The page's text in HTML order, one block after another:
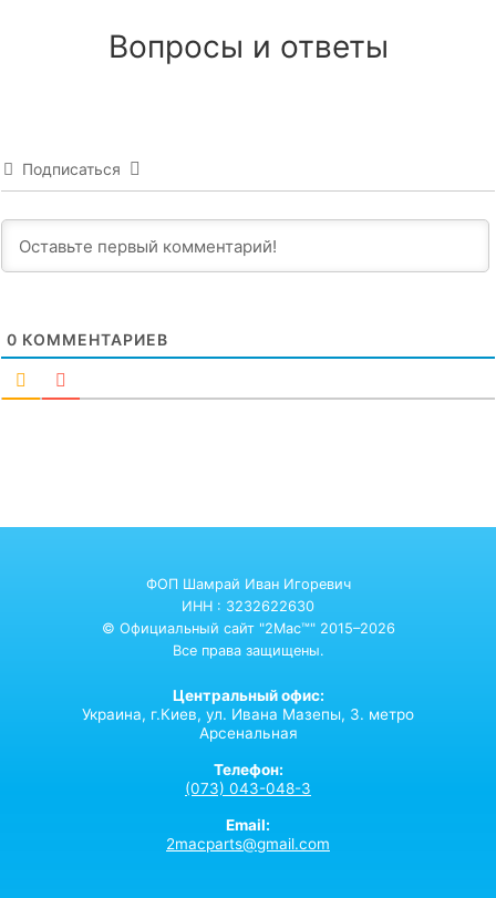
Вопросы и ответы
Подписаться
0 КОММЕНТАРИЕВ
ФОП Шамрай Иван Игоревич
ИНН : 3232622630
© Официальный сайт "2Mac™" 2015–2026
Все права защищены.
Центральный офис:
Украина, г.Киев, ул. Ивана Мазепы, 3. метро
Арсенальная
Телефон:
(073) 043-048-3
Email:
2macparts@gmail.com